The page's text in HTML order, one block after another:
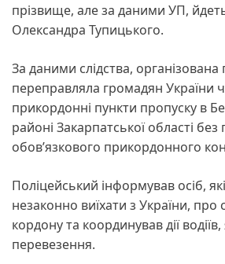
прізвище, але за даними УП,
Олександра Тупицького.
За даними слідства,
переправляла громадян України
прикордонні пункти пропуску в
районі Закарпатської області
обов’язкового прикордонного
Поліцейський інформував осіб,
незаконно виїхати з України, про
кордону та координував дії
перевезення.